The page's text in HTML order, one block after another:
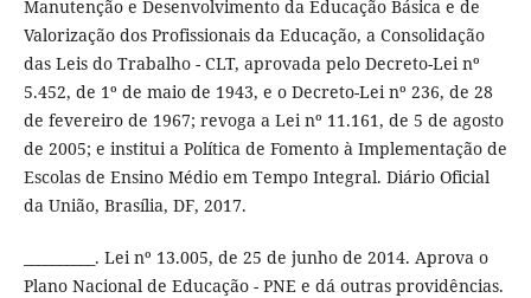
Manutenção e Desenvolvimento da Educação Básica e de
Valorização dos Profissionais da Educação, a Consolidação
das Leis do Trabalho - CLT, aprovada pelo Decreto-Lei nº
5.452, de 1º de maio de 1943, e o Decreto-Lei nº 236, de 28
de fevereiro de 1967; revoga a Lei nº 11.161, de 5 de agosto
de 2005; e institui a Política de Fomento à Implementação de
Escolas de Ensino Médio em Tempo Integral. Diário Oficial
da União, Brasília, DF, 2017.
__________. Lei nº 13.005, de 25 de junho de 2014. Aprova o
Plano Nacional de Educação - PNE e dá outras providências.